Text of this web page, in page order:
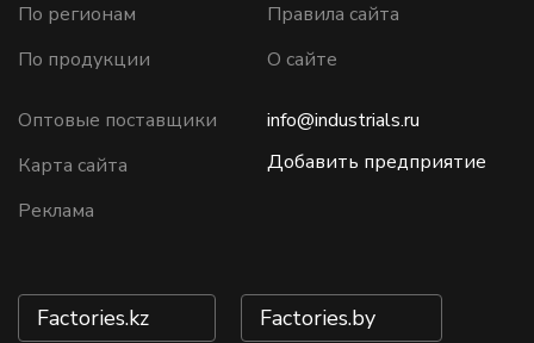
По регионам
По продукции
Правила сайта
О сайте
Оптовые поставщики
Карта сайта
Реклама
info@industrials.ru
Добавить предприятие
Factories.kz Factories.by